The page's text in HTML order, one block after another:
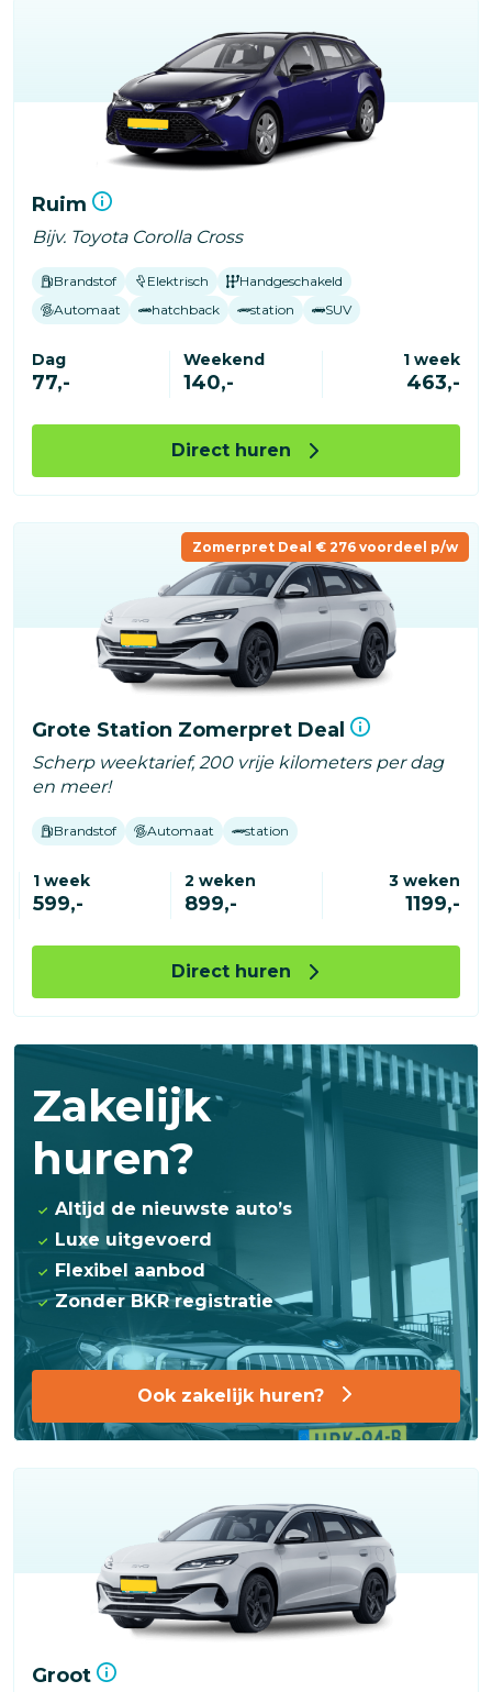
Ruim
Bijv. Toyota Corolla Cross
Brandstof Elektrisch
Handgeschakeld
Automaat
hatchback station SUV
Dag
77,-
Weekend
140,-
1 week
463,-
Direct huren
Zomerpret Deal € 276 voordeel p/w
Grote Station Zomerpret Deal
Scherp weektarief, 200 vrije kilometers per dag
en meer!
Brandstof Automaat station
1 week
599,-
2 weken
899,-
3 weken
1199,-
Direct huren
Zakelijk
huren?
Altijd de nieuwste auto’s
Luxe uitgevoerd
Flexibel aanbod
Zonder BKR registratie
Ook zakelijk huren?
Groot